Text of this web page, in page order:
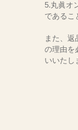
5.丸眞オ
であるこ
また、
の理由を
いいたし